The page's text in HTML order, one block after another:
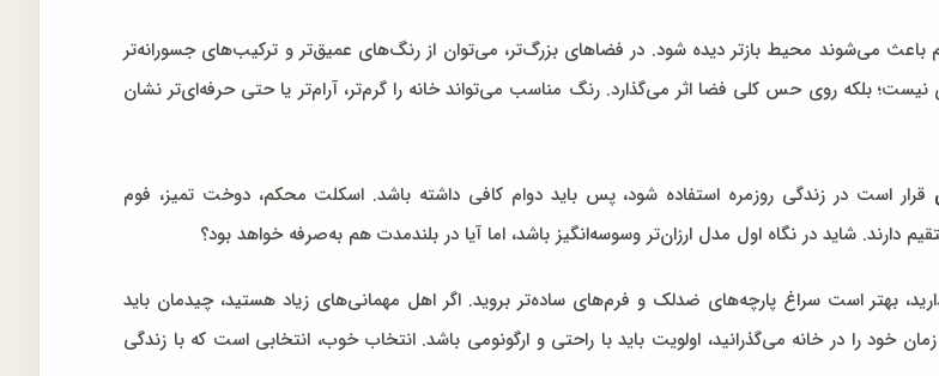
می‌شوند محیط بازتر دیده شود. در فضاهای بزرگ‌تر، می‌توان از رنگ‌های عمیق‌تر و ترکیب‌های جسورانه‌تر
بلکه روی حس کلی فضا اثر می‌گذارد. رنگ مناسب می‌تواند خانه را گرم‌تر، آرام‌تر یا حتی حرفه‌ای‌تر نشان
قرار است در زندگی روزمره استفاده شود، پس باید دوام کافی داشته باشد. اسکلت محکم، دوخت تمیز، فوم
دارند. شاید در نگاه اول مدل ارزان‌تر وسوسه‌انگیز باشد، اما آیا در بلندمدت هم به‌صرفه خواهد بود؟
بهتر است سراغ پارچه‌های ضدلک و فرم‌های ساده‌تر بروید. اگر اهل مهمانی‌های زیاد هستید، چیدمان باید
را در خانه می‌گذرانید، اولویت باید با راحتی و ارگونومی باشد. انتخاب خوب، انتخابی است که با زندگی